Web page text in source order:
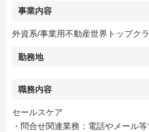
事業内容
外資系/事業用不動産世界トップク
勤務地
職務内容
セールスケア
・問合せ関連業務：電話やメール